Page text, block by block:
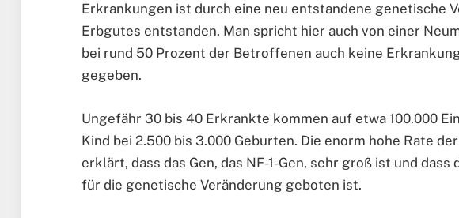
Erkrankungen ist durch eine neu entstandene genetische
Erbgutes entstanden. Man spricht hier auch von einer
bei rund 50 Prozent der Betroffenen auch keine
gegeben.
Ungefähr 30 bis 40 Erkrankte kommen auf etwa 100.000
Kind bei 2.500 bis 3.000 Geburten. Die enorm hohe Rate
erklärt, dass das Gen, das NF-1-Gen, sehr groß ist und
für die genetische Veränderung geboten ist.